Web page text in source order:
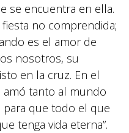
se encuentra en ella.
no comprendida;
es el amor de
nosotros, su
en la cruz. En el
amó tanto al mundo
que todo el que
tenga vida eterna”.